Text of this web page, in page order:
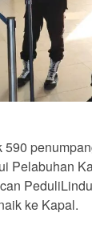
590
Pelabuhan
ke Kapal.